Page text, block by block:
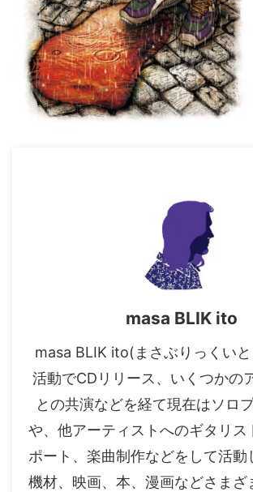
masa BLIK ito
masa BLIK ito(まさぶりっくい
活動でCDリリース、いくつかの
との共演などを経て現在はソロ
や、他アーティストへのギタリス
ポート、楽曲制作などをして活動
機材、映画、本、漫画などさまざ